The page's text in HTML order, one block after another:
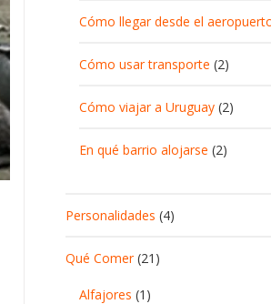
Cómo llegar desde el
Cómo usar transporte (2)
Cómo viajar a Uruguay (2)
En qué barrio alojarse (2)
Personalidades (4)
Qué Comer(21)
Alfajores (1)